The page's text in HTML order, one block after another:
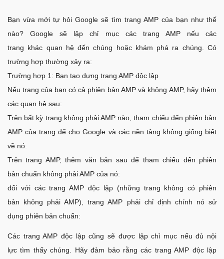
Bạn vừa mới tự hỏi Google sẽ tìm trang AMP của bạn như thế
nào? Google sẽ lập chỉ mục các trang AMP nếu các
trang khác quan hệ đến chúng hoặc khám phá ra chúng. Có
trường hợp thường xảy ra:
Trường hợp 1: Bạn tạo dựng trang AMP độc lập
Nếu trang của bạn có cả phiên bản AMP và không AMP, hãy thêm
các quan hệ sau:
Trên bất kỳ trang không phải AMP nào, tham chiếu đến phiên bản
AMP của trang để cho Google và các nền tảng không giống biết
về nó:
Trên trang AMP, thêm văn bản sau để tham chiếu đến phiên
bản chuẩn không phải AMP của nó:
đối với các trang AMP độc lập (những trang không có phiên
bản không phải AMP), trang AMP phải chỉ định chính nó sử
dụng phiên bản chuẩn:
Các trang AMP độc lập cũng sẽ được lập chỉ mục nếu đủ nội
lực tìm thấy chúng. Hãy đảm bảo rằng các trang AMP độc lập